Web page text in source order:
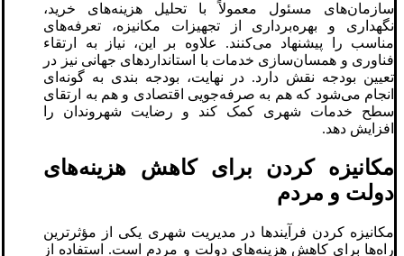
سازمان‌های مسئول معمولاً با تحلیل هزینه‌های خرید،
نگهداری و بهره‌برداری از تجهیزات مکانیزه، تعرفه‌های
مناسب را پیشنهاد می‌کنند. علاوه بر این، نیاز به ارتقاء
فناوری و همسان‌سازی خدمات با استانداردهای جهانی نیز در
تعیین بودجه نقش دارد. در نهایت، بودجه بندی به گونه‌ای
انجام می‌شود که هم به صرفه‌جویی اقتصادی و هم به ارتقای
سطح خدمات شهری کمک کند و رضایت شهروندان را
افزایش دهد.
مکانیزه کردن برای کاهش هزینه‌های
دولت و مردم
مکانیزه کردن فرآیندها در مدیریت شهری یکی از مؤثرترین
راه‌ها برای کاهش هزینه‌های دولت و مردم است. استفاده از